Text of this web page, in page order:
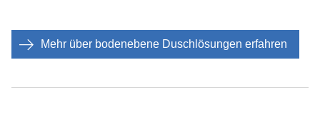
Mehr über bodenebene Duschlösungen erfahren